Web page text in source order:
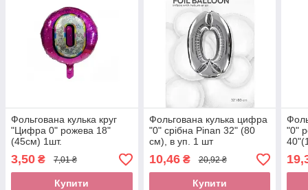
Фольгована кулька круг
"Цифра 0" рожева 18"
(45см) 1шт.
3,50 ₴ 7,01 ₴
Купити
Фольгована кулька цифра
"0" срібна Pinan 32" (80
см), в уп. 1 шт
10,46₴ 20,92 ₴
Купити
"0"